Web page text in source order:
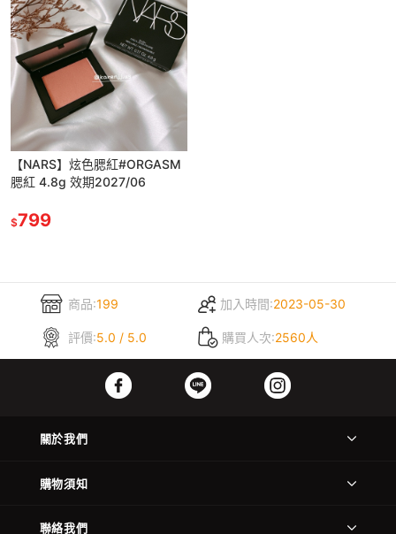
【NARS】炫色腮紅#ORGASM
腮紅 4.8g 效期2027/06
$799
商品:199 加入時間:2023-05-30
評價:5.0 / 5.0 購買人次:2560人
關於我們
購物須知
聯絡我們